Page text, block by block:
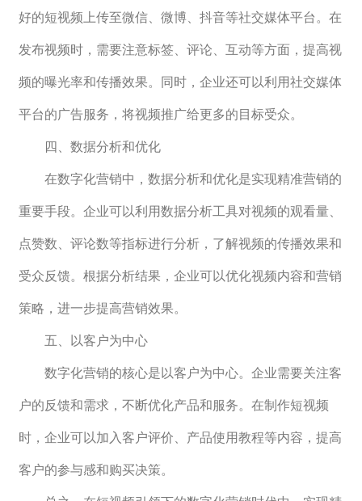
好的短视频上传至微信、微博、抖音等社交媒体平台。在
发布视频时，需要注意标签、评论、互动等方面，提高视
频的曝光率和传播效果。同时，企业还可以利用社交媒体
平台的广告服务，将视频推广给更多的目标受众。
四、数据分析和优化
在数字化营销中，数据分析和优化是实现精准营销的
重要手段。企业可以利用数据分析工具对视频的观看量、
点赞数、评论数等指标进行分析，了解视频的传播效果和
受众反馈。根据分析结果，企业可以优化视频内容和营销
策略，进一步提高营销效果。
五、以客户为中心
数字化营销的核心是以客户为中心。企业需要关注客
户的反馈和需求，不断优化产品和服务。在制作短视频
时，企业可以加入客户评价、产品使用教程等内容，提高
客户的参与感和购买决策。